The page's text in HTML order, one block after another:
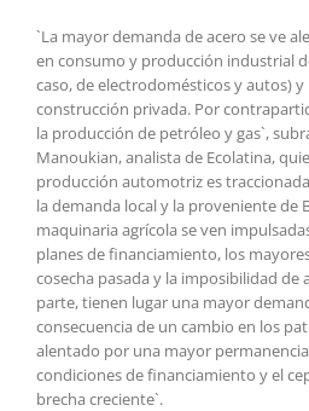
`La mayor demanda de acero se ve
en consumo y producción industrial
caso, de electrodomésticos y autos) y
construcción privada. Por
la producción de petróleo y gas`,
Manoukian, analista de Ecolatina,
producción automotriz es
la demanda local y la proveniente de
maquinaria agrícola se ven
planes de financiamiento, los
cosecha pasada y la imposibilidad de
parte, tienen lugar una mayor
consecuencia de un cambio en los
alentado por una mayor
condiciones de financiamiento y el
brecha creciente`.